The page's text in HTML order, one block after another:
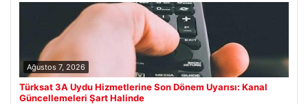
Ağustos 7, 2026
Türksat 3A Uydu Hizmetlerine Son Dönem Uyarısı: Kanal
Güncellemeleri Şart Halinde